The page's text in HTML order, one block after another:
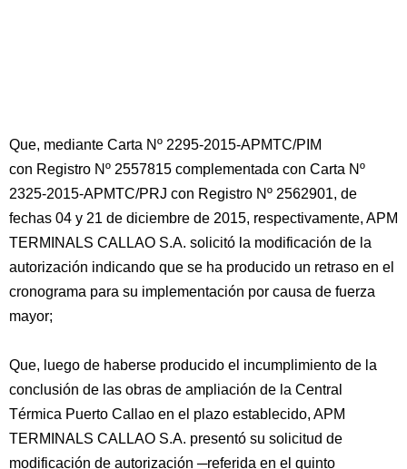
Que, mediante Carta Nº 2295-2015-APMTC/PIM
con Registro Nº 2557815 complementada con Carta Nº
2325-2015-APMTC/PRJ con Registro Nº 2562901, de
fechas 04 y 21 de diciembre de 2015, respectivamente, APM
TERMINALS CALLAO S.A. solicitó la modificación de la
autorización indicando que se ha producido un retraso en el
cronograma para su implementación por causa de fuerza
mayor;
Que, luego de haberse producido el incumplimiento de la
conclusión de las obras de ampliación de la Central
Térmica Puerto Callao en el plazo establecido, APM
TERMINALS CALLAO S.A. presentó su solicitud de
modificación de autorización ─referida en el quinto